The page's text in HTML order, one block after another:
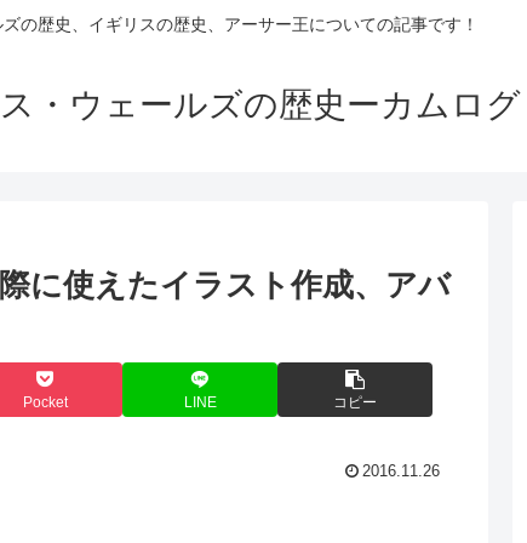
の歴史、イギリスの歴史、アーサー王についての記事です！
・ウェールズの歴史ーカムログ
に使えたイラスト作成、アバ
Pocket LINE コピー
2016.11.26